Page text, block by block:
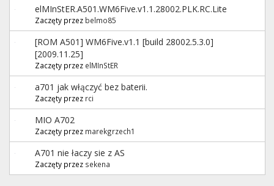
elMInStER.A501.WM6Five.v1.1.28002.PLK.RC.Lite
Zaczęty przez belmo85
[ROM A501] WM6Five.v1.1 [build 28002.5.3.0]
[2009.11.25]
Zaczęty przez elMInStER
a701 jak włączyć bez baterii.
Zaczęty przez rci
MIO A702
Zaczęty przez marekgrzech1
A701 nie łaczy sie z AS
Zaczęty przez sekena